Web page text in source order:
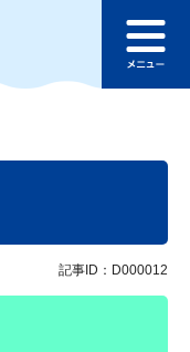
ュ
記事ID：D000012